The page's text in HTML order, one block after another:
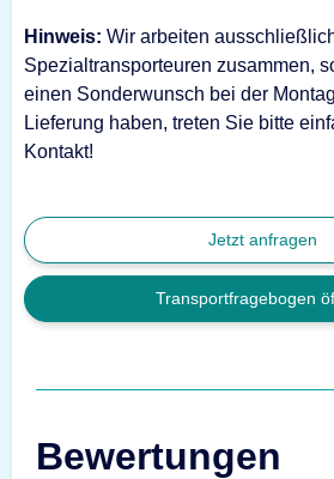
Hinweis: Wir arbeiten
Spezialtransporteuren zusammen,
einen Sonderwunsch bei der
Lieferung haben, treten Sie bitte
Kontakt!
Jetzt anfragen
Transportfragebogen
Bewertungen